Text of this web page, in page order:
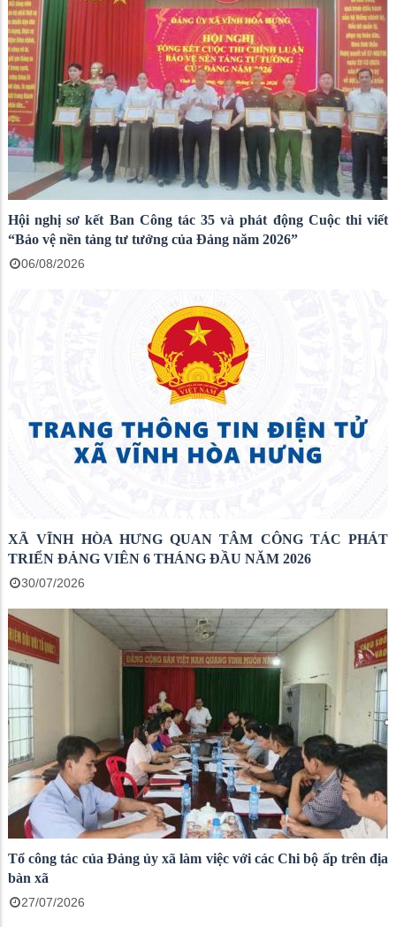
Hội nghị sơ kết Ban Công tác 35 và phát động Cuộc thi viết
“Bảo vệ nền tảng tư tưởng của Đảng năm 2026”
06/08/2026
XÃ VĨNH HÒA HƯNG QUAN TÂM CÔNG TÁC PHÁT
TRIỂN ĐẢNG VIÊN 6 THÁNG ĐẦU NĂM 2026
30/07/2026
Tổ công tác của Đảng ủy xã làm việc với các Chi bộ ấp trên địa
bàn xã
27/07/2026